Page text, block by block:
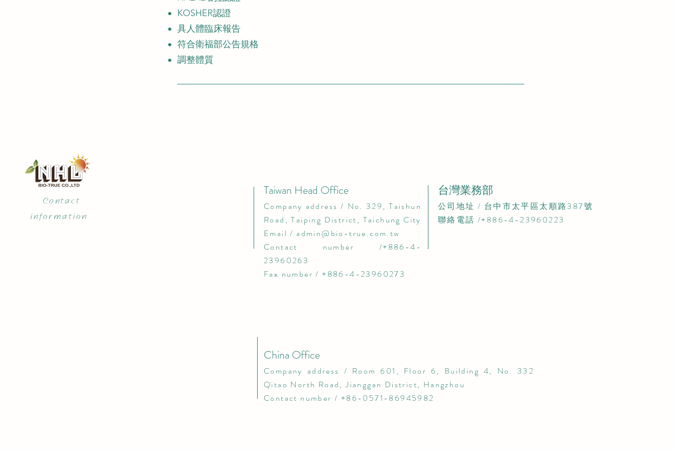
KOSHER認證
具人體臨床報告
符合衛福部公告規格
調整體質
Contact
information
Taiwan Head Office
​Company address / No. 329, Taishun
Road, Taiping District, Taichung City​
Email /admin@bio-true.com.tw
Contact number /+886-4-
23960263
Fax number / +886-4-23960273
台灣業務部
​公司地址 / 台中市太平區太順路387號​
聯絡電話 /+886-4-23960223
China Office
​Company address / Room 601, Floor 6, Building 4, No. 332
Qitao North Road, Jianggan District, Hangzhou
Contact number / +86-0571-86945982